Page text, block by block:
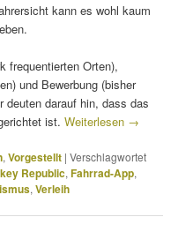
kann es wohl kaum
frequentierten Orten),
und Bewerbung (bisher
deuten darauf hin, dass das
ist.Weiterlesen →
,Vorgestellt |Verschlagwortet
Republic,Fahrrad-App,
,Verleih